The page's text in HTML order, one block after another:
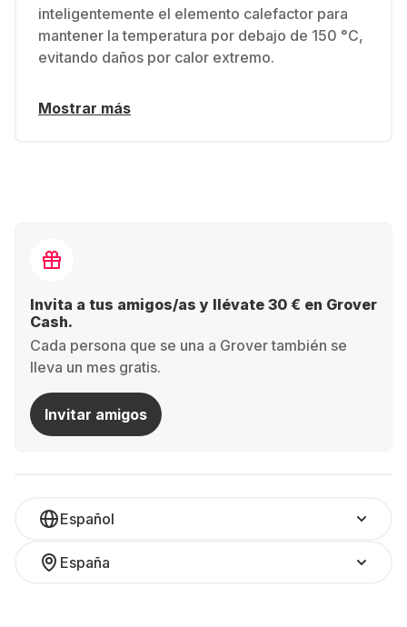
inteligentemente el elemento calefactor para
mantener la temperatura por debajo de 150 °C,
evitando daños por calor extremo.
Mostrar más
Invita a tus amigos/as y llévate 30 € en Grover
Cash.
Cada persona que se una a Grover también se
lleva un mes gratis.
Invitar amigos
Español
España